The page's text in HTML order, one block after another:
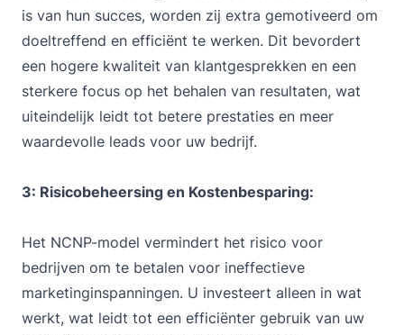
is van hun succes, worden zij extra gemotiveerd om
doeltreffend en efficiënt te werken. Dit bevordert
een hogere kwaliteit van klantgesprekken en een
sterkere focus op het behalen van resultaten, wat
uiteindelijk leidt tot betere prestaties en meer
waardevolle leads voor uw bedrijf.
3: Risicobeheersing en Kostenbesparing:
Het NCNP-model vermindert het risico voor
bedrijven om te betalen voor ineffectieve
marketinginspanningen. U investeert alleen in wat
werkt, wat leidt tot een efficiënter gebruik van uw